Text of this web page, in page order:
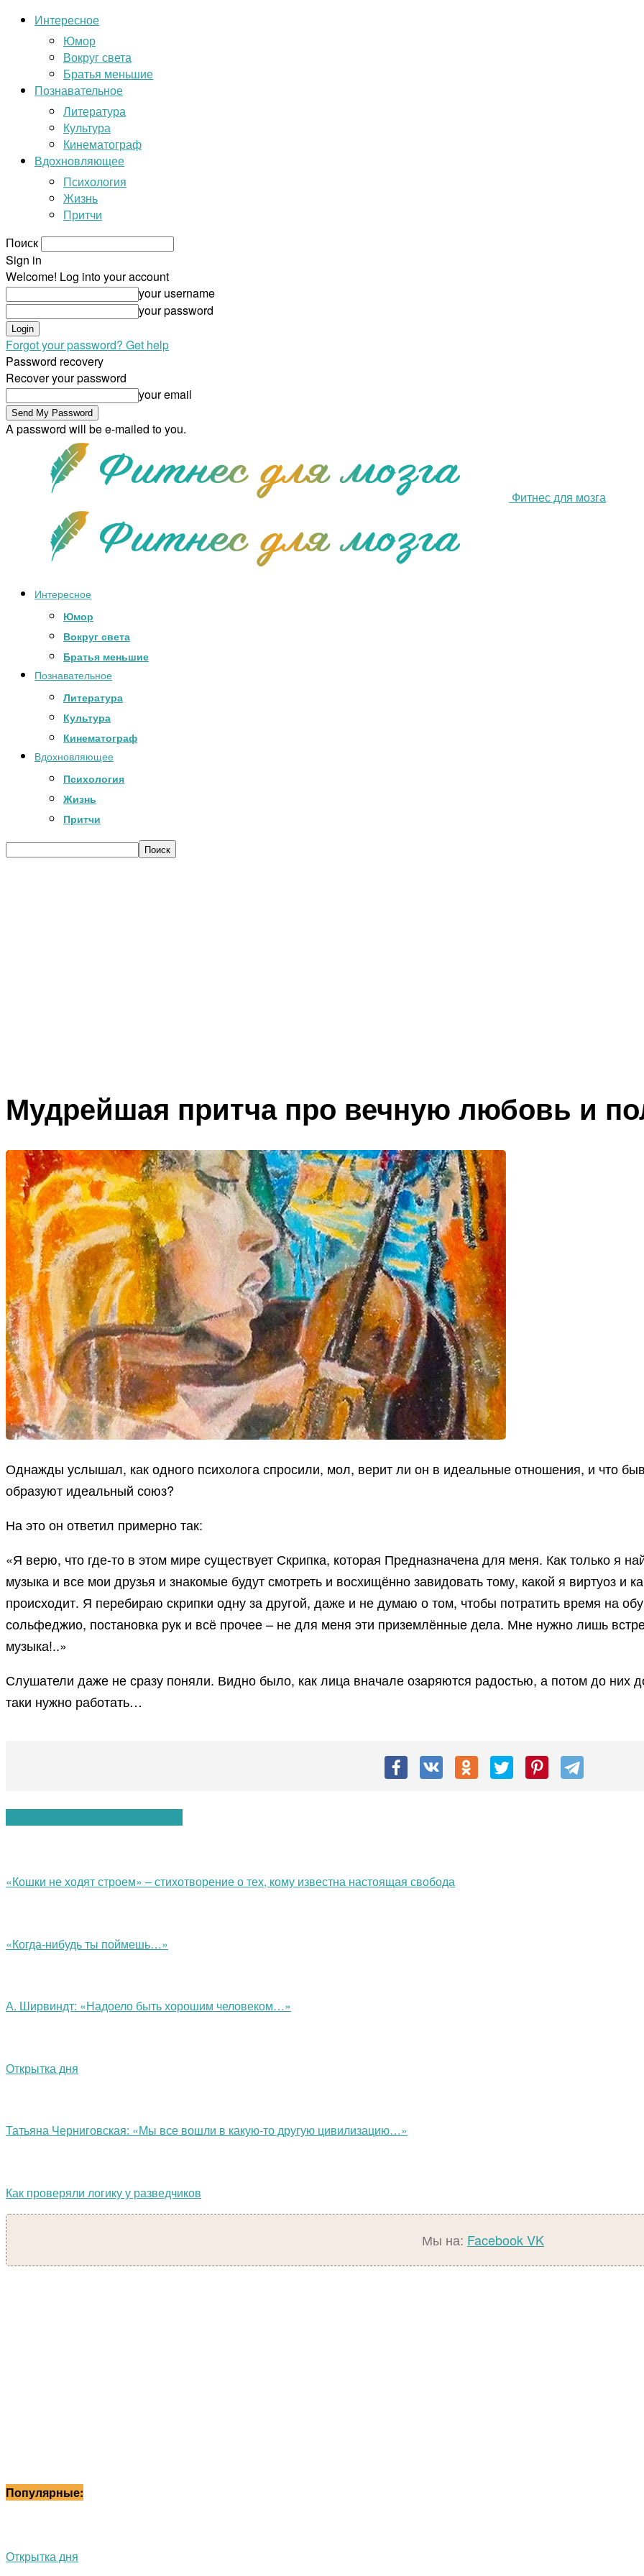
Интересное
Юмор
Вокруг света
Братья меньшие
Познавательное
Литература
Культура
Кинематограф
Вдохновляющее
Психология
Жизнь
Притчи
Поиск
Sign in
Welcome! Log into your account
your username
your password
Forgot your password? Get help
Password recovery
Recover your password
your email
A password will be e-mailed to you.
Фитнес для мозга
Интересное
Юмор
Вокруг света
Братья меньшие
Познавательное
Литература
Культура
Кинематограф
Вдохновляющее
Психология
Жизнь
Притчи
Мудрейшая притча про вечную любовь и
Однажды услышал, как одного психолога спросили, мол, верит ли он в идеальные отношения, и что
образуют идеальный союз?
На это он ответил примерно так:
«Я верю, что где-то в этом мире существует Скрипка, которая Предназначена для меня. Как только я
музыка и все мои друзья и знакомые будут смотреть и восхищённо завидовать тому, какой я виртуоз и
происходит. Я перебираю скрипки одну за другой, даже и не думаю о том, чтобы потратить время на
сольфеджио, постановка рук и всё прочее – не для меня эти приземлённые дела. Мне нужно лишь
музыка!..»
Слушатели даже не сразу поняли. Видно было, как лица вначале озаряются радостью, а потом до них
таки нужно работать…
«Кошки не ходят строем» – стихотворение о тех, кому известна настоящая свобода
«Когда-нибудь ты поймешь…»
А. Ширвиндт: «Надоело быть хорошим человеком…»
Открытка дня
Татьяна Черниговская: «Мы все вошли в какую-то другую цивилизацию…»
Как проверяли логику у разведчиков
Мы на: FacebookVK
Популярные:
Открытка дня